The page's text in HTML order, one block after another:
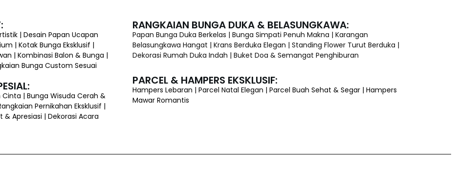
| Desain Papan Ucapan
| Kotak Bunga Eksklusif |
| Kombinasi Balon & Bunga |
Bunga Custom Sesuai
| Bunga Wisuda Cerah &
Pernikahan Eksklusif |
Apresiasi | Dekorasi Acara
RANGKAIAN BUNGA DUKA & BELASUNGKAWA:
Papan Bunga Duka Berkelas | Bunga Simpati Penuh Makna | Karangan
Belasungkawa Hangat | Krans Berduka Elegan | Standing Flower Turut Berduka |
Dekorasi Rumah Duka Indah | Buket Doa & Semangat Penghiburan
PARCEL & HAMPERS EKSKLUSIF:
Hampers Lebaran | Parcel Natal Elegan | Parcel Buah Sehat & Segar | Hampers
Mawar Romantis